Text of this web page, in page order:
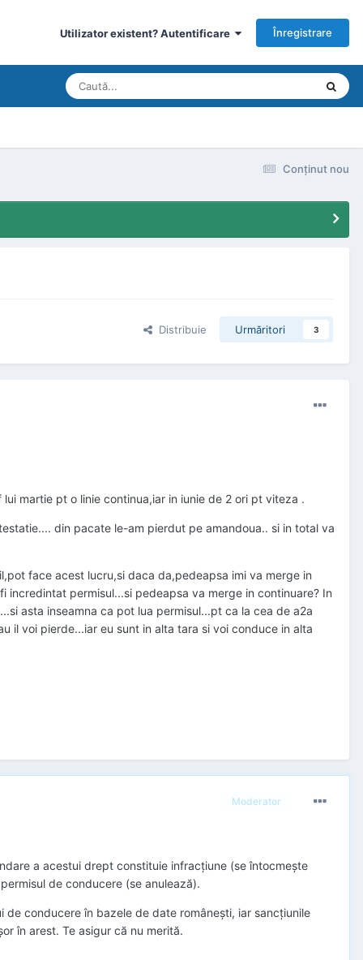
Utilizator existent? Autentificare Înregistrare
Conţinut nou
Distribuie Urmăritori 3
martie pt o linie continua,iar in iunie de 2 ori pt viteza .
din pacate le-am pierdut pe amandoua.. si in total va
face acest lucru,si daca da,pedeapsa imi va merge in
permisul...si pedeapsa va merge in continuare? In
asta inseamna ca pot lua permisul...pt ca la cea de a2a
il voi pierde...iar eu sunt in alta tara si voi conduce in alta
Moderator
a acestui drept constituie infracțiune (se întocmește
de conducere (se anulează).
conducere în bazele de date românești, iar sancțiunile
în arest. Te asigur că nu merită.